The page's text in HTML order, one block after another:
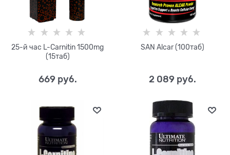
25-й час L-Carnitin 1500mg
(15таб)
669 руб.
SAN Alcar (100таб)
2 089 руб.